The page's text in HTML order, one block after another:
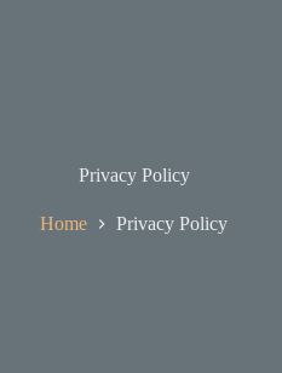
Privacy Policy
Home Privacy Policy